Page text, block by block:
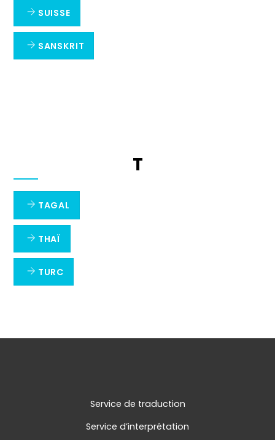
SUISSE
SANSKRIT
T
TAGAL
THAÏ
TURC
Service de traduction
Service d’interprétation